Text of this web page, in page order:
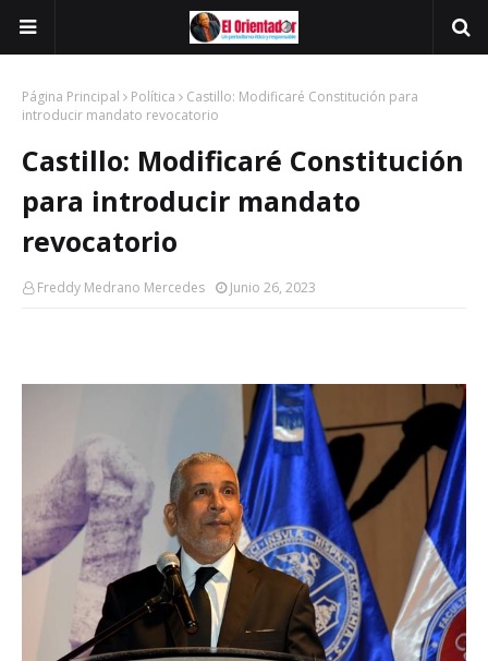
Página Principal Política
Castillo: Modificaré Constitución para
introducir mandato revocatorio
Castillo: Modificaré Constitución
para introducir mandato
revocatorio
Freddy Medrano Mercedes Junio 26, 2023